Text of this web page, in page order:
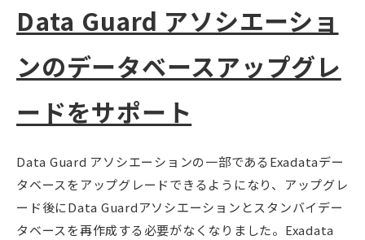
Data Guard アソシエーショ
ンのデータベースアップグレ
ードをサポート
Data Guard アソシエーションの一部であるExadataデー
タベースをアップグレードできるようになり、アップグレ
ード後にData Guardアソシエーションとスタンバイデー
タベースを再作成する必要がなくなりました。Exadata